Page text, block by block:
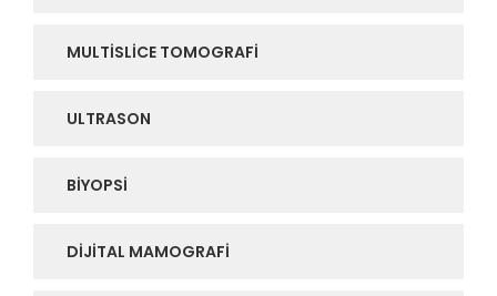
MULTISLICE TOMOGRAFI
ULTRASON
BIYOPSI
DIJITAL MAMOGRAFI